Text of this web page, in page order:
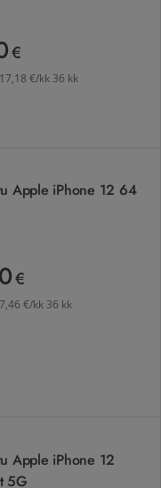
€
17,18 €/kk 36 kk
Apple iPhone 12 64
€
7,46 €/kk 36 kk
Apple iPhone 12
5G